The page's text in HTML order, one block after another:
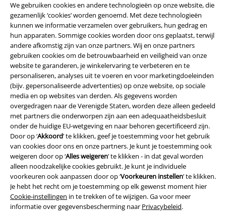
We gebruiken cookies en andere technologieën op onze website, die
gezamenlijk ‘cookies’ worden genoemd. Met deze technologieën
kunnen we informatie verzamelen over gebruikers, hun gedrag en
hun apparaten. Sommige cookies worden door ons geplaatst, terwijl
andere afkomstig zijn van onze partners. Wij en onze partners
gebruiken cookies om de betrouwbaarheid en veiligheid van onze
website te garanderen, je winkelervaring te verbeteren en te
personaliseren, analyses uit te voeren en voor marketingdoeleinden
(bijv. gepersonaliseerde advertenties) op onze website, op sociale
media en op websites van derden. Als gegevens worden
overgedragen naar de Verenigde Staten, worden deze alleen gedeeld
met partners die onderworpen zijn aan een adequaatheidsbesluit
onder de huidige EU-wetgeving en naar behoren gecertificeerd zijn.
Door op ‘Akkoord’ te klikken, geef je toestemming voor het gebruik
van cookies door ons en onze partners. Je kunt je toestemming ook
weigeren door op ‘Alles weigeren’ te klikken - in dat geval worden
alleen noodzakelijke cookies gebruikt. Je kunt je individuele
voorkeuren ook aanpassen door op ‘Voorkeuren instellen’ te klikken.
Je hebt het recht om je toestemming op elk gewenst moment hier
Cookie-instellingen in te trekken of te wijzigen. Ga voor meer
informatie over gegevensbescherming naar Privacybeleid.
Beveiliging
Legal
Algemene Voorwaarden
Bedrijfsgegevens